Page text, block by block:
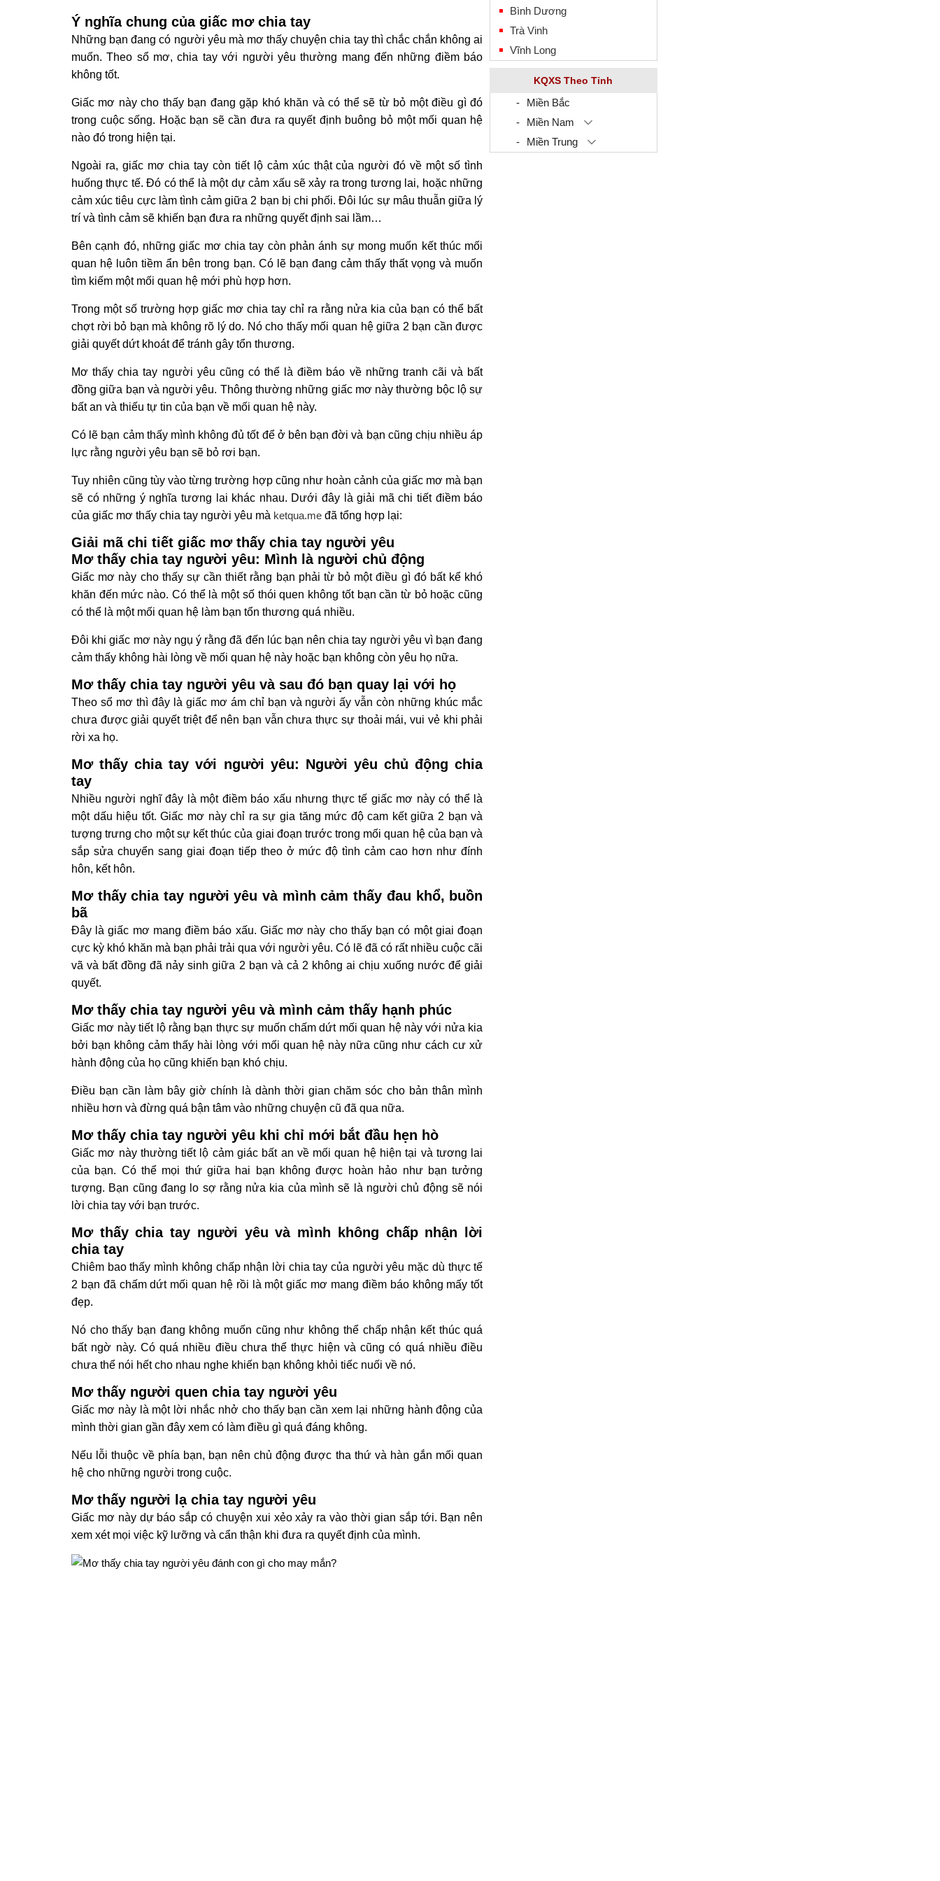
Ý nghĩa chung của giấc mơ chia tay
Những bạn đang có người yêu mà mơ thấy chuyện chia tay thì chắc chắn không ai
muốn. Theo sổ mơ, chia tay với người yêu thường mang đến những điềm báo
không tốt.
Giấc mơ này cho thấy bạn đang gặp khó khăn và có thể sẽ từ bỏ một điều gì đó
trong cuộc sống. Hoặc bạn sẽ cần đưa ra quyết định buông bỏ một mối quan hệ
nào đó trong hiện tại.
Ngoài ra, giấc mơ chia tay còn tiết lộ cảm xúc thật của người đó về một số tình
huống thực tế. Đó có thể là một dự cảm xấu sẽ xảy ra trong tương lai, hoặc những
cảm xúc tiêu cực làm tình cảm giữa 2 bạn bị chi phối. Đôi lúc sự mâu thuẫn giữa lý
trí và tình cảm sẽ khiến bạn đưa ra những quyết định sai lầm…
Bên cạnh đó, những giấc mơ chia tay còn phản ánh sự mong muốn kết thúc mối
quan hệ luôn tiềm ẩn bên trong bạn. Có lẽ bạn đang cảm thấy thất vọng và muốn
tìm kiếm một mối quan hệ mới phù hợp hơn.
Trong một số trường hợp giấc mơ chia tay chỉ ra rằng nửa kia của bạn có thể bất
chợt rời bỏ bạn mà không rõ lý do. Nó cho thấy mối quan hệ giữa 2 bạn cần được
giải quyết dứt khoát để tránh gây tổn thương.
Mơ thấy chia tay người yêu cũng có thể là điềm báo về những tranh cãi và bất
đồng giữa bạn và người yêu. Thông thường những giấc mơ này thường bộc lộ sự
bất an và thiếu tự tin của bạn về mối quan hệ này.
Có lẽ bạn cảm thấy mình không đủ tốt để ở bên bạn đời và bạn cũng chịu nhiều áp
lực rằng người yêu bạn sẽ bỏ rơi bạn.
Tuy nhiên cũng tùy vào từng trường hợp cũng như hoàn cảnh của giấc mơ mà bạn
sẽ có những ý nghĩa tương lai khác nhau. Dưới đây là giải mã chi tiết điềm báo
của giấc mơ thấy chia tay người yêu mà ketqua.me đã tổng hợp lại:
Giải mã chi tiết giấc mơ thấy chia tay người yêu
Mơ thấy chia tay người yêu: Mình là người chủ động
Giấc mơ này cho thấy sự cần thiết rằng bạn phải từ bỏ một điều gì đó bất kể khó
khăn đến mức nào. Có thể là một số thói quen không tốt bạn cần từ bỏ hoặc cũng
có thể là một mối quan hệ làm bạn tổn thương quá nhiều.
Đôi khi giấc mơ này ngụ ý rằng đã đến lúc bạn nên chia tay người yêu vì bạn đang
cảm thấy không hài lòng về mối quan hệ này hoặc bạn không còn yêu họ nữa.
Mơ thấy chia tay người yêu và sau đó bạn quay lại với họ
Theo sổ mơ thì đây là giấc mơ ám chỉ bạn và người ấy vẫn còn những khúc mắc
chưa được giải quyết triệt để nên bạn vẫn chưa thực sự thoải mái, vui vẻ khi phải
rời xa họ.
Mơ thấy chia tay với người yêu: Người yêu chủ động chia
tay
Nhiều người nghĩ đây là một điềm báo xấu nhưng thực tế giấc mơ này có thể là
một dấu hiệu tốt. Giấc mơ này chỉ ra sự gia tăng mức độ cam kết giữa 2 bạn và
tượng trưng cho một sự kết thúc của giai đoạn trước trong mối quan hệ của bạn và
sắp sửa chuyển sang giai đoạn tiếp theo ở mức độ tình cảm cao hơn như đính
hôn, kết hôn.
Mơ thấy chia tay người yêu và mình cảm thấy đau khổ, buồn
bã
Đây là giấc mơ mang điềm báo xấu. Giấc mơ này cho thấy bạn có một giai đoạn
cực kỳ khó khăn mà bạn phải trải qua với người yêu. Có lẽ đã có rất nhiều cuộc cãi
vã và bất đồng đã nảy sinh giữa 2 bạn và cả 2 không ai chịu xuống nước để giải
quyết.
Mơ thấy chia tay người yêu và mình cảm thấy hạnh phúc
Giấc mơ này tiết lộ rằng bạn thực sự muốn chấm dứt mối quan hệ này với nửa kia
bởi bạn không cảm thấy hài lòng với mối quan hệ này nữa cũng như cách cư xử
hành động của họ cũng khiến bạn khó chịu.
Điều bạn cần làm bây giờ chính là dành thời gian chăm sóc cho bản thân mình
nhiều hơn và đừng quá bận tâm vào những chuyện cũ đã qua nữa.
Mơ thấy chia tay người yêu khi chỉ mới bắt đầu hẹn hò
Giấc mơ này thường tiết lộ cảm giác bất an về mối quan hệ hiện tại và tương lai
của bạn. Có thể mọi thứ giữa hai bạn không được hoàn hảo như bạn tưởng
tượng. Bạn cũng đang lo sợ rằng nửa kia của mình sẽ là người chủ động sẽ nói
lời chia tay với bạn trước.
Mơ thấy chia tay người yêu và mình không chấp nhận lời
chia tay
Chiêm bao thấy mình không chấp nhận lời chia tay của người yêu mặc dù thực tế
2 bạn đã chấm dứt mối quan hệ rồi là một giấc mơ mang điềm báo không mấy tốt
đẹp.
Nó cho thấy bạn đang không muốn cũng như không thể chấp nhận kết thúc quá
bất ngờ này. Có quá nhiều điều chưa thể thực hiện và cũng có quá nhiều điều
chưa thể nói hết cho nhau nghe khiến bạn không khỏi tiếc nuối về nó.
Mơ thấy người quen chia tay người yêu
Giấc mơ này là một lời nhắc nhở cho thấy bạn cần xem lại những hành động của
mình thời gian gần đây xem có làm điều gì quá đáng không.
Nếu lỗi thuộc về phía bạn, bạn nên chủ động được tha thứ và hàn gắn mối quan
hệ cho những người trong cuộc.
Mơ thấy người lạ chia tay người yêu
Giấc mơ này dự báo sắp có chuyện xui xẻo xảy ra vào thời gian sắp tới. Bạn nên
xem xét mọi việc kỹ lưỡng và cẩn thận khi đưa ra quyết định của mình.
Bình Dương
Trà Vinh
Vĩnh Long
KQXS Theo Tỉnh
Miền Bắc
Miền Nam
Miền Trung